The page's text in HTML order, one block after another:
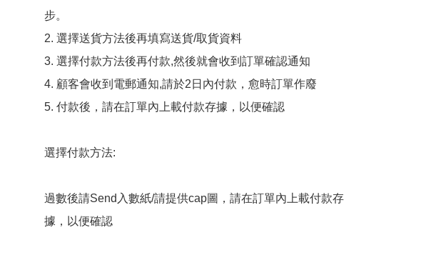
步。
2. 選擇送貨方法後再填寫送貨/取貨資料
3. 選擇付款方法後再付款,然後就會收到訂單確認通知
4. 顧客會收到電郵通知,請於2日內付款，愈時訂單作廢
5. 付款後，請在訂單內上載付款存據，以便確認
選擇付款方法:
過數後請Send入數紙/請提供cap圖，請在訂單內上載付款存
據，以便確認